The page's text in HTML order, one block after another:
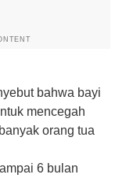
bahwa bayi
mencegah
orang tua
6 bulan